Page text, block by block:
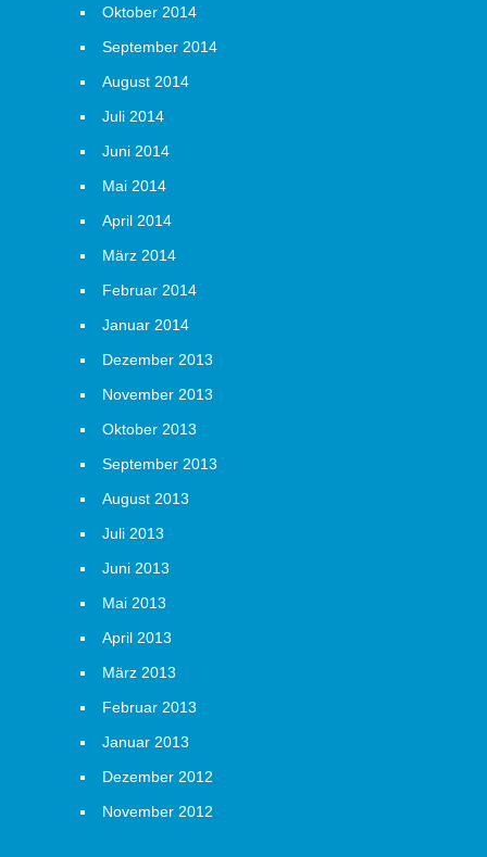
Oktober 2014
September 2014
August 2014
Juli 2014
Juni 2014
Mai 2014
April 2014
März 2014
Februar 2014
Januar 2014
Dezember 2013
November 2013
Oktober 2013
September 2013
August 2013
Juli 2013
Juni 2013
Mai 2013
April 2013
März 2013
Februar 2013
Januar 2013
Dezember 2012
November 2012